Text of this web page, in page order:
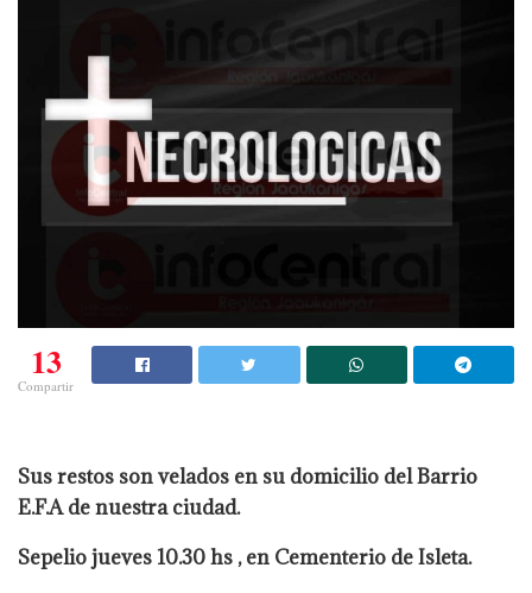
13
Compartir
Sus restos son velados en su domicilio del Barrio
E.F.A de nuestra ciudad.
Sepelio jueves 10.30 hs , en Cementerio de Isleta.